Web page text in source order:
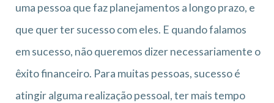
uma pessoa que faz planejamentos a longo prazo, e
que quer ter sucesso com eles. E quando falamos
em sucesso, não queremos dizer necessariamente o
êxito financeiro. Para muitas pessoas, sucesso é
atingir alguma realização pessoal, ter mais tempo